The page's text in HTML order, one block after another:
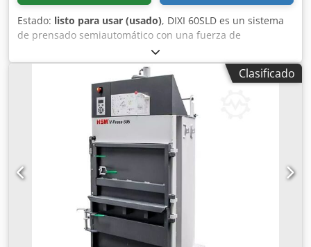
Estado: listo para usar (usado), DIXI 60SLD es un sistema
de prensado semiautomático con una fuerza de
compresión de 60 toneladas, diseñado para la reducción
económica del volumen de residuos (reciclables) en la
industria y la artesanía: Cajas de cartón Espumas Botellas
PET Dkjdpfora A E Usx Accor Alfombrillas aislantes y otros
materiales prensables. Prensa horizontal, empacadora de
residuos DIXI 60 SLD con volteador Especificaciones
técnicas: Fuerza de prensado: 60 t Presión específica: 6,81
kg/cm² Alimentación eléctrica: 400V / 7,5 kW Dimensiones
de la bala: 800 x 1100 x 1200 mm Número de ataduras: 3
Peso de la bala: aprox. 370-410 kg Atado: manual Apertura
de carga: 990 x 1110 mm Peso de la máquina: 5420 kg Ciclo
medio de prensado: 47 s Año de fabricación: 2011-2016
Prensa empacadora Dixi 80SLD Datos técnicos de la
empacadora: Marca: Dixi Modelo: 80 SLD Fuerza de
Clasificado